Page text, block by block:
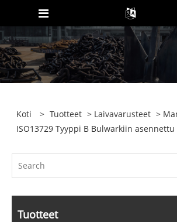
Koti > Tuotteet > Laivavarusteet >
ISO13729 Tyyppi B Bulwarkiin
Tuotteet